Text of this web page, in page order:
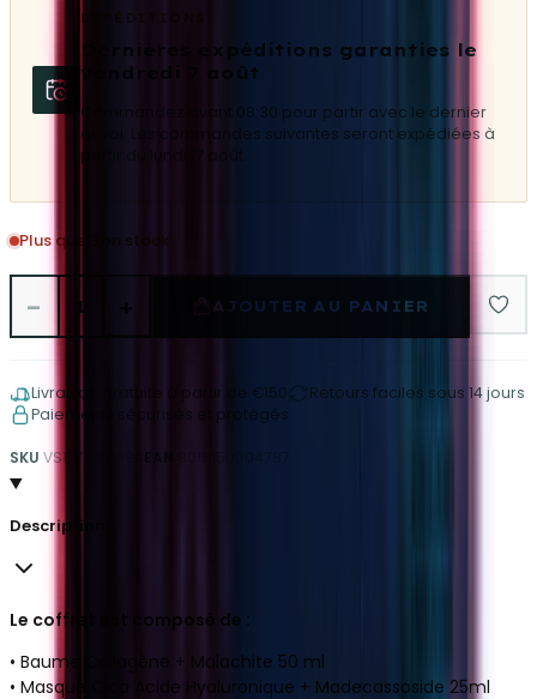
EXPÉDITIONS
Dernières expéditions garanties le
vendredi 7 août
Commandez avant 08:30 pour partir avec le dernier
envoi. Les commandes suivantes seront expédiées à
partir du lundi 17 août.
Plus que 3 en stock
− 1 AJOUTER AU PANIER
Livraison gratuite à partir de €150
Retours faciles sous 14 jours
Paiements sécurisés et protégés
SKU VS1770716394
Description
Le coffret est composé de :
• Baume Collagène + Malachite 50 ml
• Masque Cica Acide Hyaluronique + Madecassoside 25ml